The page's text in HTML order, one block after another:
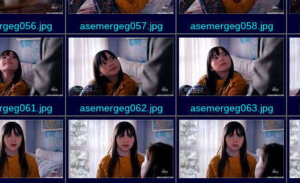
asemergeg057.jpg asemergeg058.jpg
asemergeg062.jpg asemergeg063.jpg